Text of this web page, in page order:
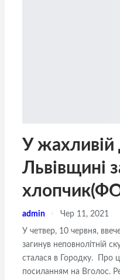
У
Львівщині
admin Чер 11, 2021
У четвер, 10 червня,
загинув неповнолітній
сталася в Городку. Про
посиланням на Вголос.